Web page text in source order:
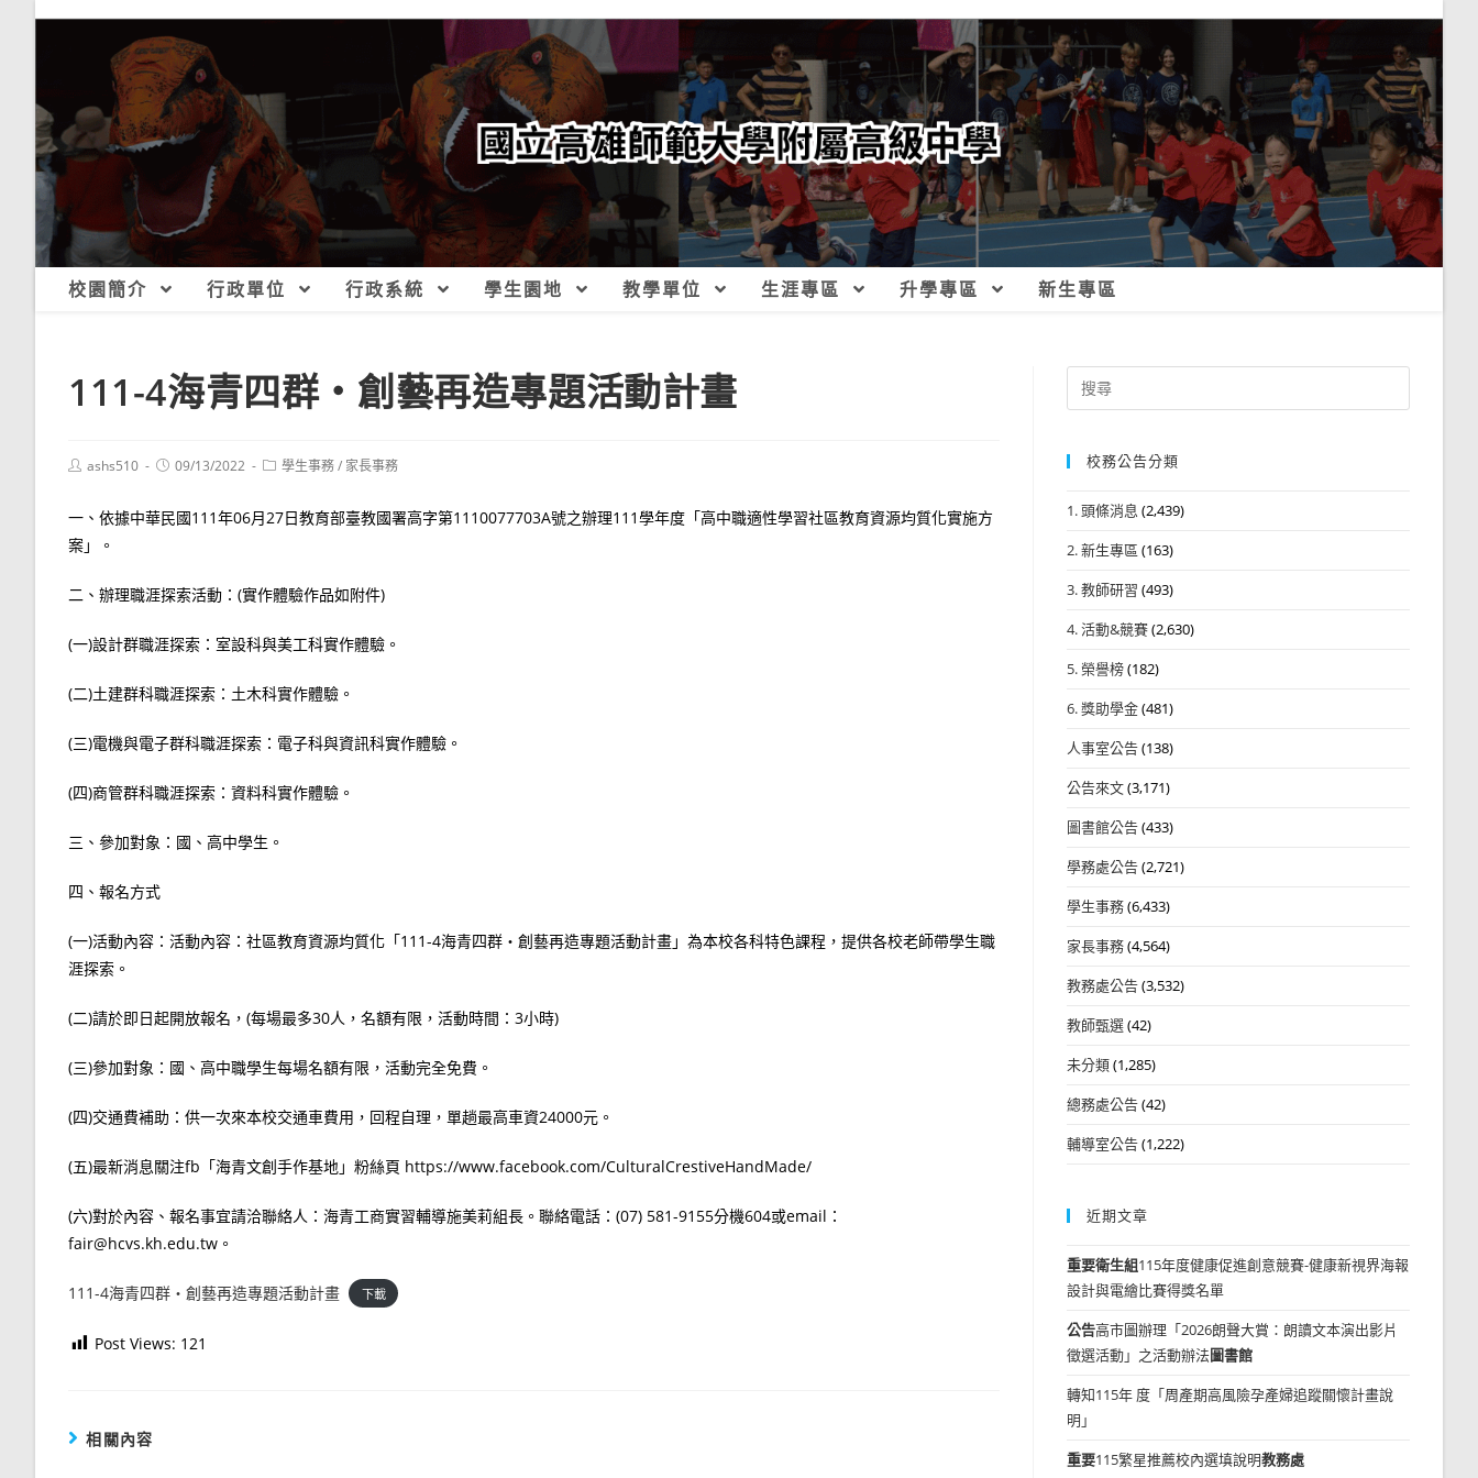
校園簡介 行政單位 行政系統 學生園地 教學單位 生涯專區 升學專區 新生專區
111-4海青四群‧創藝再造專題活動計畫
Postashs510
Post09/13/2022
Post學生事務/ 家長事務
一、依據中華民國111年06月27日教育部臺教國署高字第1110077703A號之辦理111學年度「高中職適性學習社區教育資源均質化實施方
案」。
二、辦理職涯探索活動：(實作體驗作品如附件)
(一)設計群職涯探索：室設科與美工科實作體驗。
(二)土建群科職涯探索：土木科實作體驗。
(三)電機與電子群科職涯探索：電子科與資訊科實作體驗。
(四)商管群科職涯探索：資料科實作體驗。
三、參加對象：國、高中學生。
四、報名方式
(一)活動內容：活動內容：社區教育資源均質化「111-4海青四群‧創藝再造專題活動計畫」為本校各科特色課程，提供各校老師帶學生職
涯探索。
(二)請於即日起開放報名，(每場最多30人，名額有限，活動時間：3小時)
(三)參加對象：國、高中職學生每場名額有限，活動完全免費。
(四)交通費補助：供一次來本校交通車費用，回程自理，單趟最高車資24000元。
(五)最新消息關注fb「海青文創手作基地」粉絲頁 https://www.facebook.com/CulturalCrestiveHandMade/
(六)對於內容、報名事宜請洽聯絡人：海青工商實習輔導施美莉組長。聯絡電話：(07) 581-9155分機604或email：
fair@hcvs.kh.edu.tw。
111-4海青四群‧創藝再造專題活動計畫 下載
Post Views: 121
相關內容
Search
for:
校務公告分類
1. 頭條消息 (2,439)
2. 新生專區 (163)
3. 教師研習 (493)
4. 活動&競賽(2,630)
5. 榮譽榜(182)
6. 獎助學金(481)
人事室公告(138)
公告來文(3,171)
圖書館公告(433)
學務處公告(2,721)
學生事務(6,433)
家長事務(4,564)
教務處公告(3,532)
教師甄選(42)
未分類(1,285)
總務處公告(42)
輔導室公告(1,222)
近期文章
重要衛生組115年度健康促進創意競賽-健康新視界海報
設計與電繪比賽得獎名單
公告高市圖辦理「2026朗聲大賞：朗讀文本演出影片
徵選活動」之活動辦法圖書館
轉知115年 度「周產期高風險孕產婦追蹤關懷計畫說
明」
重要115繁星推薦校內選填說明教務處